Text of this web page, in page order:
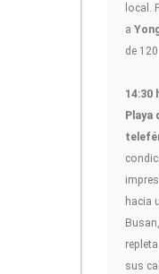
local.
a
de
14:30
Playa
hacia
sus